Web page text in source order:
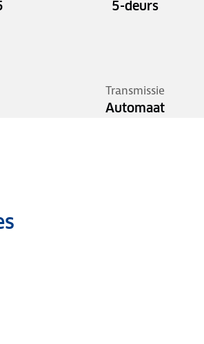
5-deurs
Transmissie
Automaat